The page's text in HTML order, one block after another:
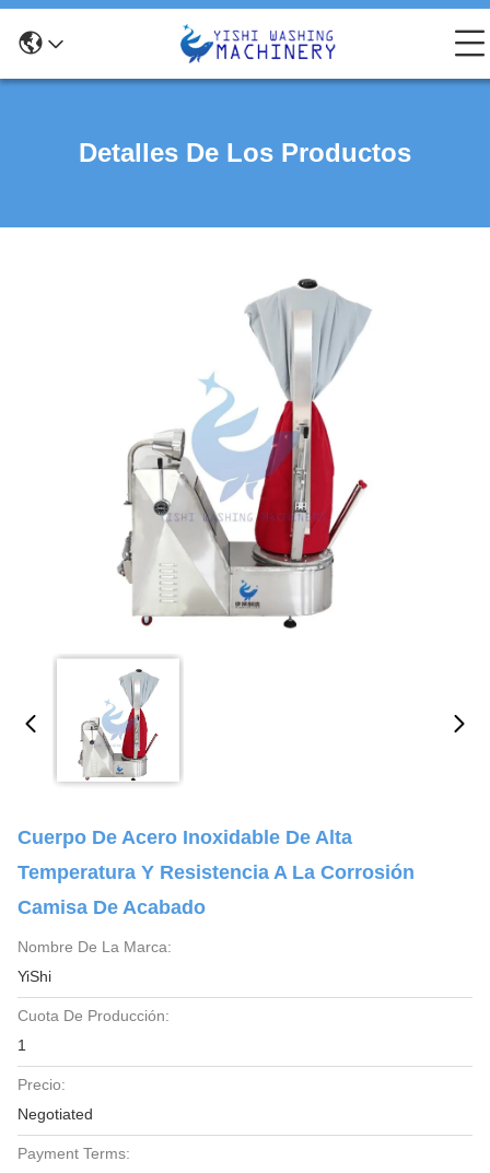
Detalles De Los Productos
Cuerpo De Acero Inoxidable De Alta
Temperatura Y Resistencia A La Corrosión
Camisa De Acabado
Nombre De La Marca:
YiShi
Cuota De Producción:
1
Precio:
Negotiated
Payment Terms: